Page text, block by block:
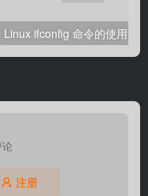
Linux ifconfig 命令的使用
注册